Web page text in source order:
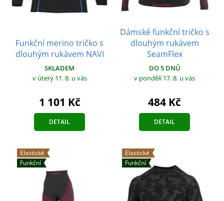
Funkční merino tričko s
dlouhým rukávem NAVI
SKLADEM
v úterý 11. 8. u vás
1 101 Kč
DETAIL
Dámské funkční tričko s
dlouhým rukávem
SeamFlex
DO 5 DNŮ
v pondělí 17. 8. u vás
484 Kč
DETAIL
Elastické
Funkční
Elastické
Funkční